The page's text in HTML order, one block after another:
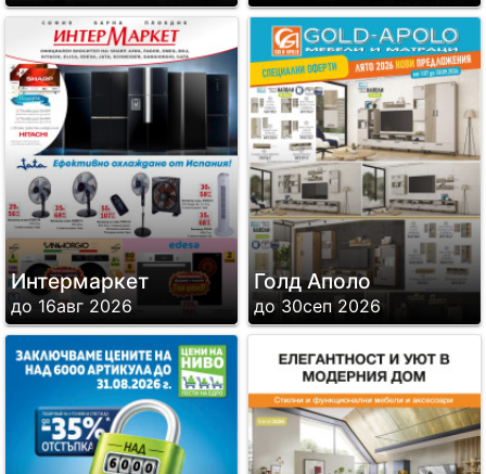
Интермаркет
до 16авг 2026
Голд Аполо
до 30сеп 2026